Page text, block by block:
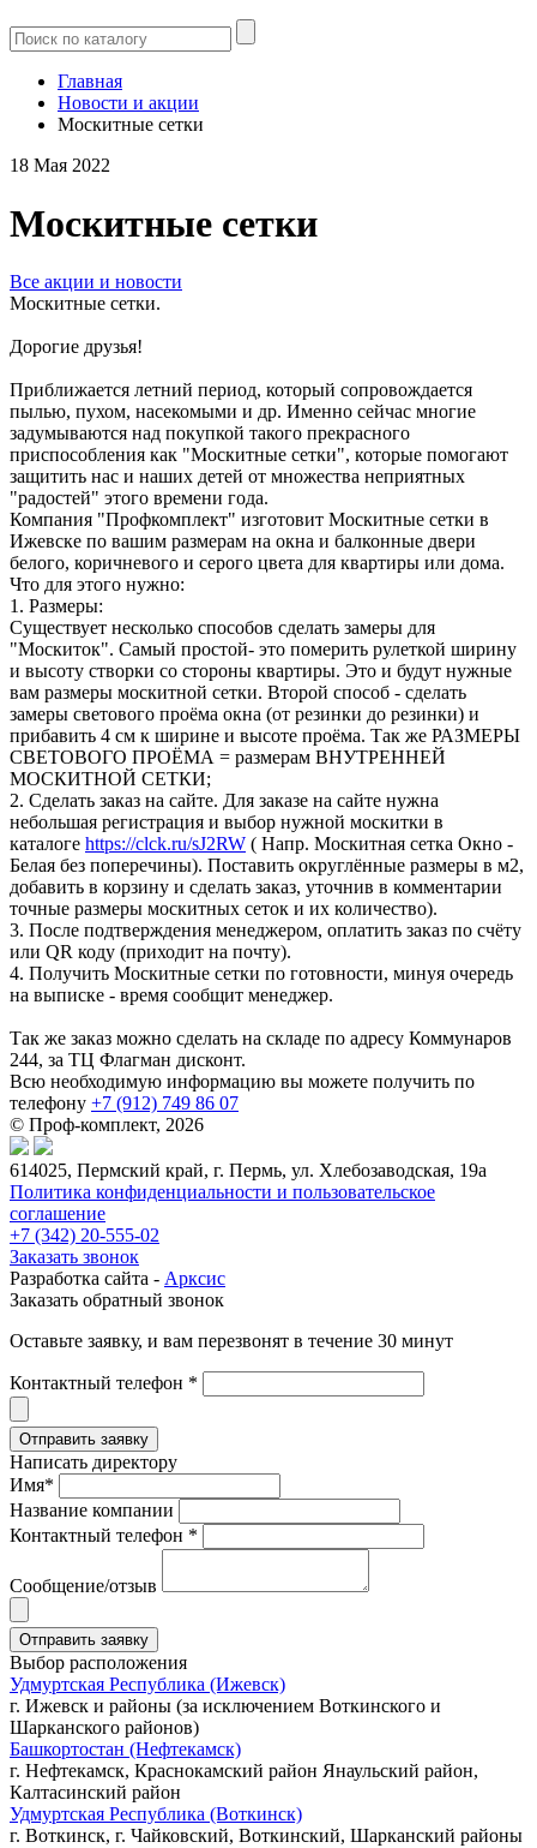
Главная
Новости и акции
Москитные сетки
18 Мая 2022
Москитные сетки
Все акции и новости
Москитные сетки.
Дорогие друзья!
Приближается летний период, который сопровождается
пылью, пухом, насекомыми и др. Именно сейчас многие
задумываются над покупкой такого прекрасного
приспособления как "Москитные сетки", которые помогают
защитить нас и наших детей от множества неприятных
"радостей" этого времени года.
Компания "Профкомплект" изготовит Москитные сетки в
Ижевске по вашим размерам на окна и балконные двери
белого, коричневого и серого цвета для квартиры или дома.
Что для этого нужно:
1. Размеры:
Существует несколько способов сделать замеры для
"Москиток". Самый простой- это померить рулеткой ширину
и высоту створки со стороны квартиры. Это и будут нужные
вам размеры москитной сетки. Второй способ - сделать
замеры светового проёма окна (от резинки до резинки) и
прибавить 4 см к ширине и высоте проёма. Так же РАЗМЕРЫ
СВЕТОВОГО ПРОЁМА = размерам ВНУТРЕННЕЙ
МОСКИТНОЙ СЕТКИ;
2. Сделать заказ на сайте. Для заказе на сайте нужна
небольшая регистрация и выбор нужной москитки в
каталоге https://clck.ru/sJ2RW ( Напр. Москитная сетка Окно -
Белая без поперечины). Поставить округлённые размеры в м2,
добавить в корзину и сделать заказ, уточнив в комментарии
точные размеры москитных сеток и их количество).
3. После подтверждения менеджером, оплатить заказ по счёту
или QR коду (приходит на почту).
4. Получить Москитные сетки по готовности, минуя очередь
на выписке - время сообщит менеджер.
Так же заказ можно сделать на складе по адресу Коммунаров
244, за ТЦ Флагман дисконт.
Всю необходимую информацию вы можете получить по
телефону +7 (912) 749 86 07
© Проф-комплект, 2026
614025, Пермский край, г. Пермь, ул. Хлебозаводская, 19а
Политика конфиденциальности и пользовательское
соглашение
+7 (342) 20-555-02
Заказать звонок
Разработка сайта - Арксис
Заказать обратный звонок
Оставьте заявку, и вам перезвонят в течение 30 минут
Контактный телефон *
Написать директору
Имя*
Название компании
Контактный телефон *
Сообщение/отзыв
Выбор расположения
Удмуртская Республика (Ижевск)
г. Ижевск и районы (за исключением Воткинского и
Шарканского районов)
Башкортостан (Нефтекамск)
г. Нефтекамск, Краснокамский район Янаульский район,
Калтасинский район
Удмуртская Республика (Воткинск)
г. Воткинск, г. Чайковский, Воткинский, Шарканский районы